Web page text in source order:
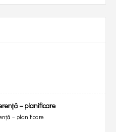
– planificare
– planificare